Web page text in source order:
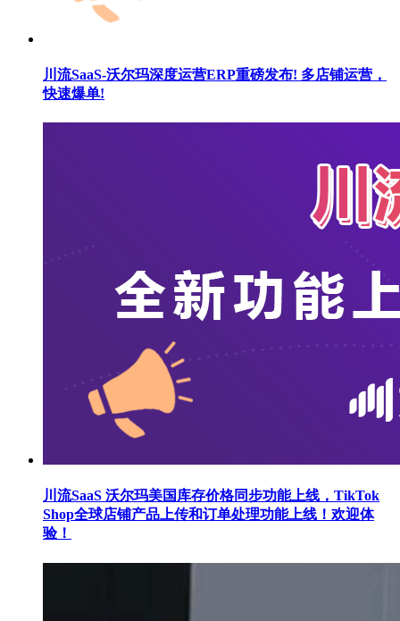
川流SaaS-沃尔玛深度运营ERP重磅发布! 多店铺运营，
快速爆单!
川流SaaS 沃尔玛美国库存价格同步功能上线，TikTok
Shop全球店铺产品上传和订单处理功能上线！欢迎体
验！